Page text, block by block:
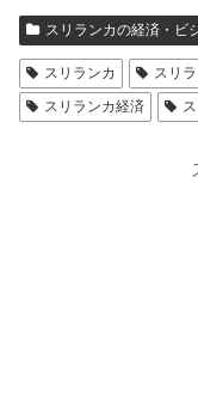
スリランカの経済・ビ
スリランカ スリ
スリランカ経済